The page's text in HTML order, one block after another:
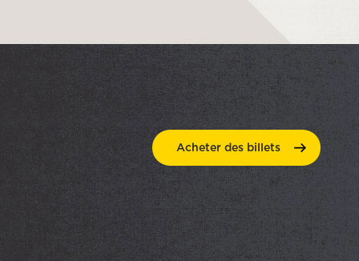
Acheter des billets